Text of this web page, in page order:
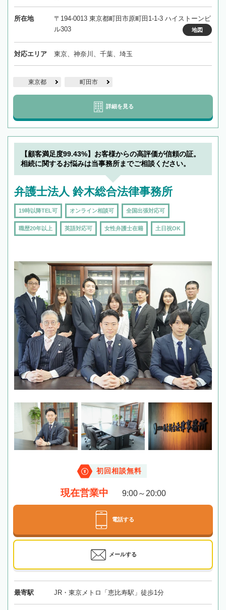
所在地
〒194-0013 東京都町田市原町田1-1-3 ハイストーンビ
ル303
地図
対応エリア 東京、神奈川、千葉、埼玉
東京都 町田市
詳細を見る
【顧客満足度99.43%】お客様からの高評価が信頼の証。
相続に関するお悩みは当事務所までご相談ください。
弁護士法人 鈴木総合法律事務所
19時以降TEL可 オンライン相談可 全国出張対応可
職歴20年以上 英語対応可 女性弁護士在籍 土日祝OK
初回相談無料
現在営業中 9:00～20:00
電話する
メールする
最寄駅 JR・東京メトロ「恵比寿駅」徒歩1分